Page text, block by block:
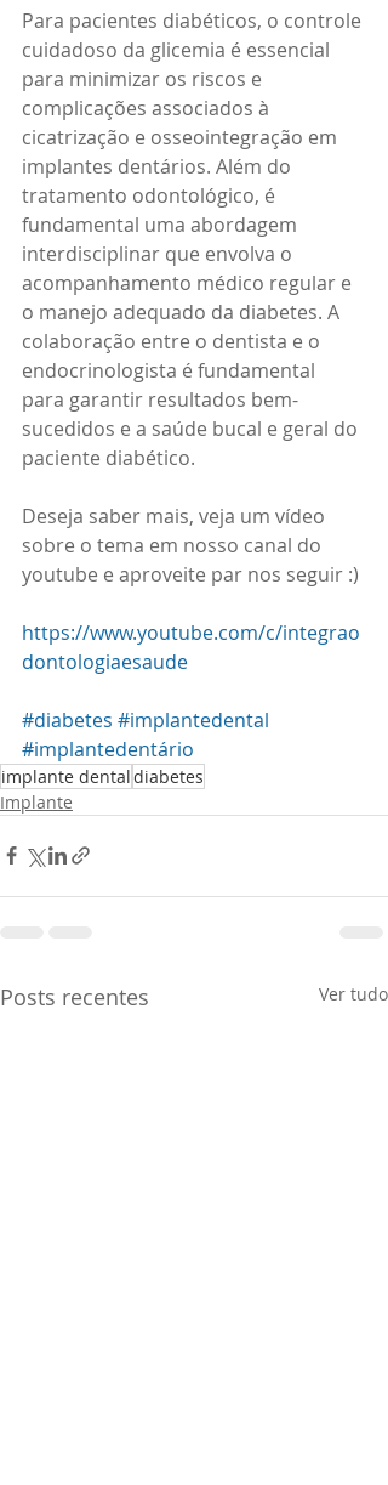
Para pacientes diabéticos, o controle
cuidadoso da glicemia é essencial
para minimizar os riscos e
complicações associados à
cicatrização e osseointegração em
implantes dentários. Além do
tratamento odontológico, é
fundamental uma abordagem
interdisciplinar que envolva o
acompanhamento médico regular e
o manejo adequado da diabetes. A
colaboração entre o dentista e o
endocrinologista é fundamental
para garantir resultados bem-
sucedidos e a saúde bucal e geral do
paciente diabético.
Deseja saber mais, veja um vídeo
sobre o tema em nosso canal do
youtube e aproveite par nos seguir :)
https://www.youtube.com/c/integrao
dontologiaesaude
#diabetes #implantedental
#implantedentário
implante dentaldiabetes
Implante
Posts recentes Ver tudo